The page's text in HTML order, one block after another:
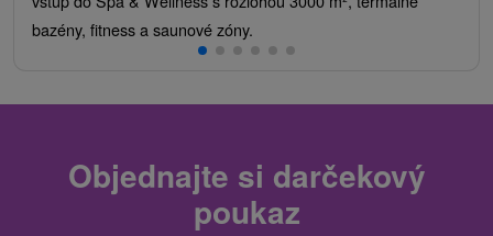
bazény, fitness a saunové zóny.
Objednajte si darčekový
poukaz